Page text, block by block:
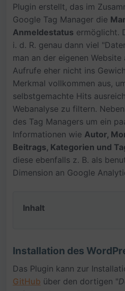
Plugin erstellt, das im
Google Tag Manager die
Anmeldestatus ermöglicht.
i. d. R. genau dann viel
man an der eigenen
Aufrufe eher nicht ins
Merkmal vollkommen aus,
selbstgemachte Hits
Webanalyse zu filtern.
des Tag Managers um ein
Informationen wie Autor,
Beitrags, Kategorien und
diese ebenfalls z. B. als
Dimension an Google
Inhalt
Installation des
Das Plugin kann zur
GitHub über den dortigen "